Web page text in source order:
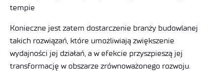
tempie
Konieczne jest zatem dostarczenie branży budowlanej
takich rozwiązań, które umożliwiają zwiększenie
wydajności jej działań, a w efekcie przyszpieszą jej
transformację w obszarze zrównoważonego rozwoju.